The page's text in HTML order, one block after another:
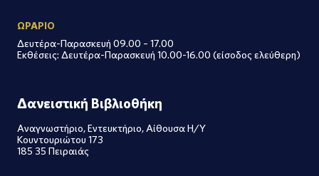
ΩΡΑΡΙΟ
Δευτέρα-Παρασκευή 09.00 – 17.00
Εκθέσεις: Δευτέρα-Παρασκευή 10.00-16.00 (είσοδος ελεύθερη)
Δανειστική Βιβλιοθήκη
Αναγνωστήριο, Εντευκτήριο, Αίθουσα Η/Υ
Κουντουριώτου 173
185 35 Πειραιάς